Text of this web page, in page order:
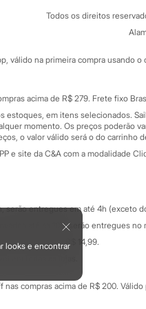
looks e encontrar
C&A Pay
Sobre o C&A
Governança
Educação
Todos os direitos
válido na primeira compra usando
acima de R$ 279. Frete fixo
estoques, em itens selecionados.
momento. Os preços poderão
o valor válido será o do carrinho
e site da C&A com a modalidade
serão entregues em até 4h (exceto
até as 10h, serão entregues
para a rápida é R$ 14,99.
em todas as lojas.
compras acima de R$ 200.